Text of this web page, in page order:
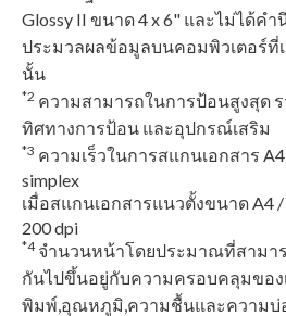
Glossy II ขนาด 4 x 6" และไม่ได้คํา
ประมวลผลข้อมูลบนคอมพิวเตอร์ที่
นั้น
*2 ความสามารถในการป้อนสูงสุด
ทิศทางการป้อน และอุปกรณ์เสริม
*3 ความเร็วในการสแกนเอกสาร
simplex
เมื่อสแกนเอกสารแนวตั้งขนาด A4
200 dpi
*4จำนวนหน้าโดยประมาณที่สามา
กันไปขึ้นอยู่กับความครอบคลุมของ
พิมพ์,อุณหภูมิ,ความชื้นและความบ่